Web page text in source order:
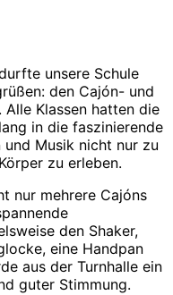
unsere Schule
den Cajón- und
Klassen hatten die
in die faszinierende
Musik nicht nur zu
zu erleben.
nur mehrere Cajóns
den Shaker,
eine Handpan
aus der Turnhalle ein
guter Stimmung.